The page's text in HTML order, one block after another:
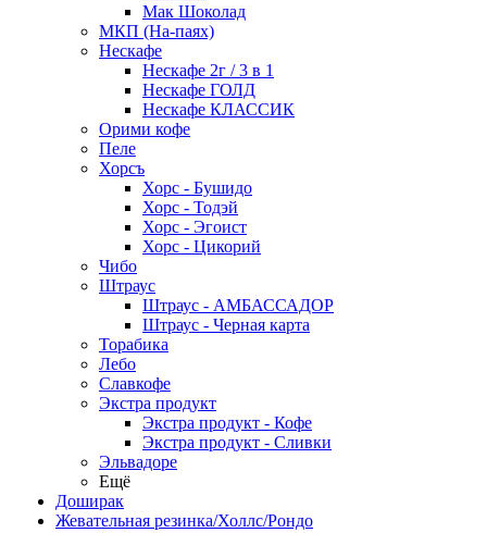
Мак Шоколад
МКП (На-паях)
Нескафе
Нескафе 2г / 3 в 1
Нескафе ГОЛД
Нескафе КЛАССИК
Орими кофе
Пеле
Хорсъ
Хорс - Бушидо
Хорс - Тодэй
Хорс - Эгоист
Хорс - Цикорий
Чибо
Штраус
Штраус - АМБАССАДОР
Штраус - Черная карта
Торабика
Лебо
Славкофе
Экстра продукт
Экстра продукт - Кофе
Экстра продукт - Сливки
Эльвадоре
Ещё
Доширак
Жевательная резинка/Холлс/Рондо